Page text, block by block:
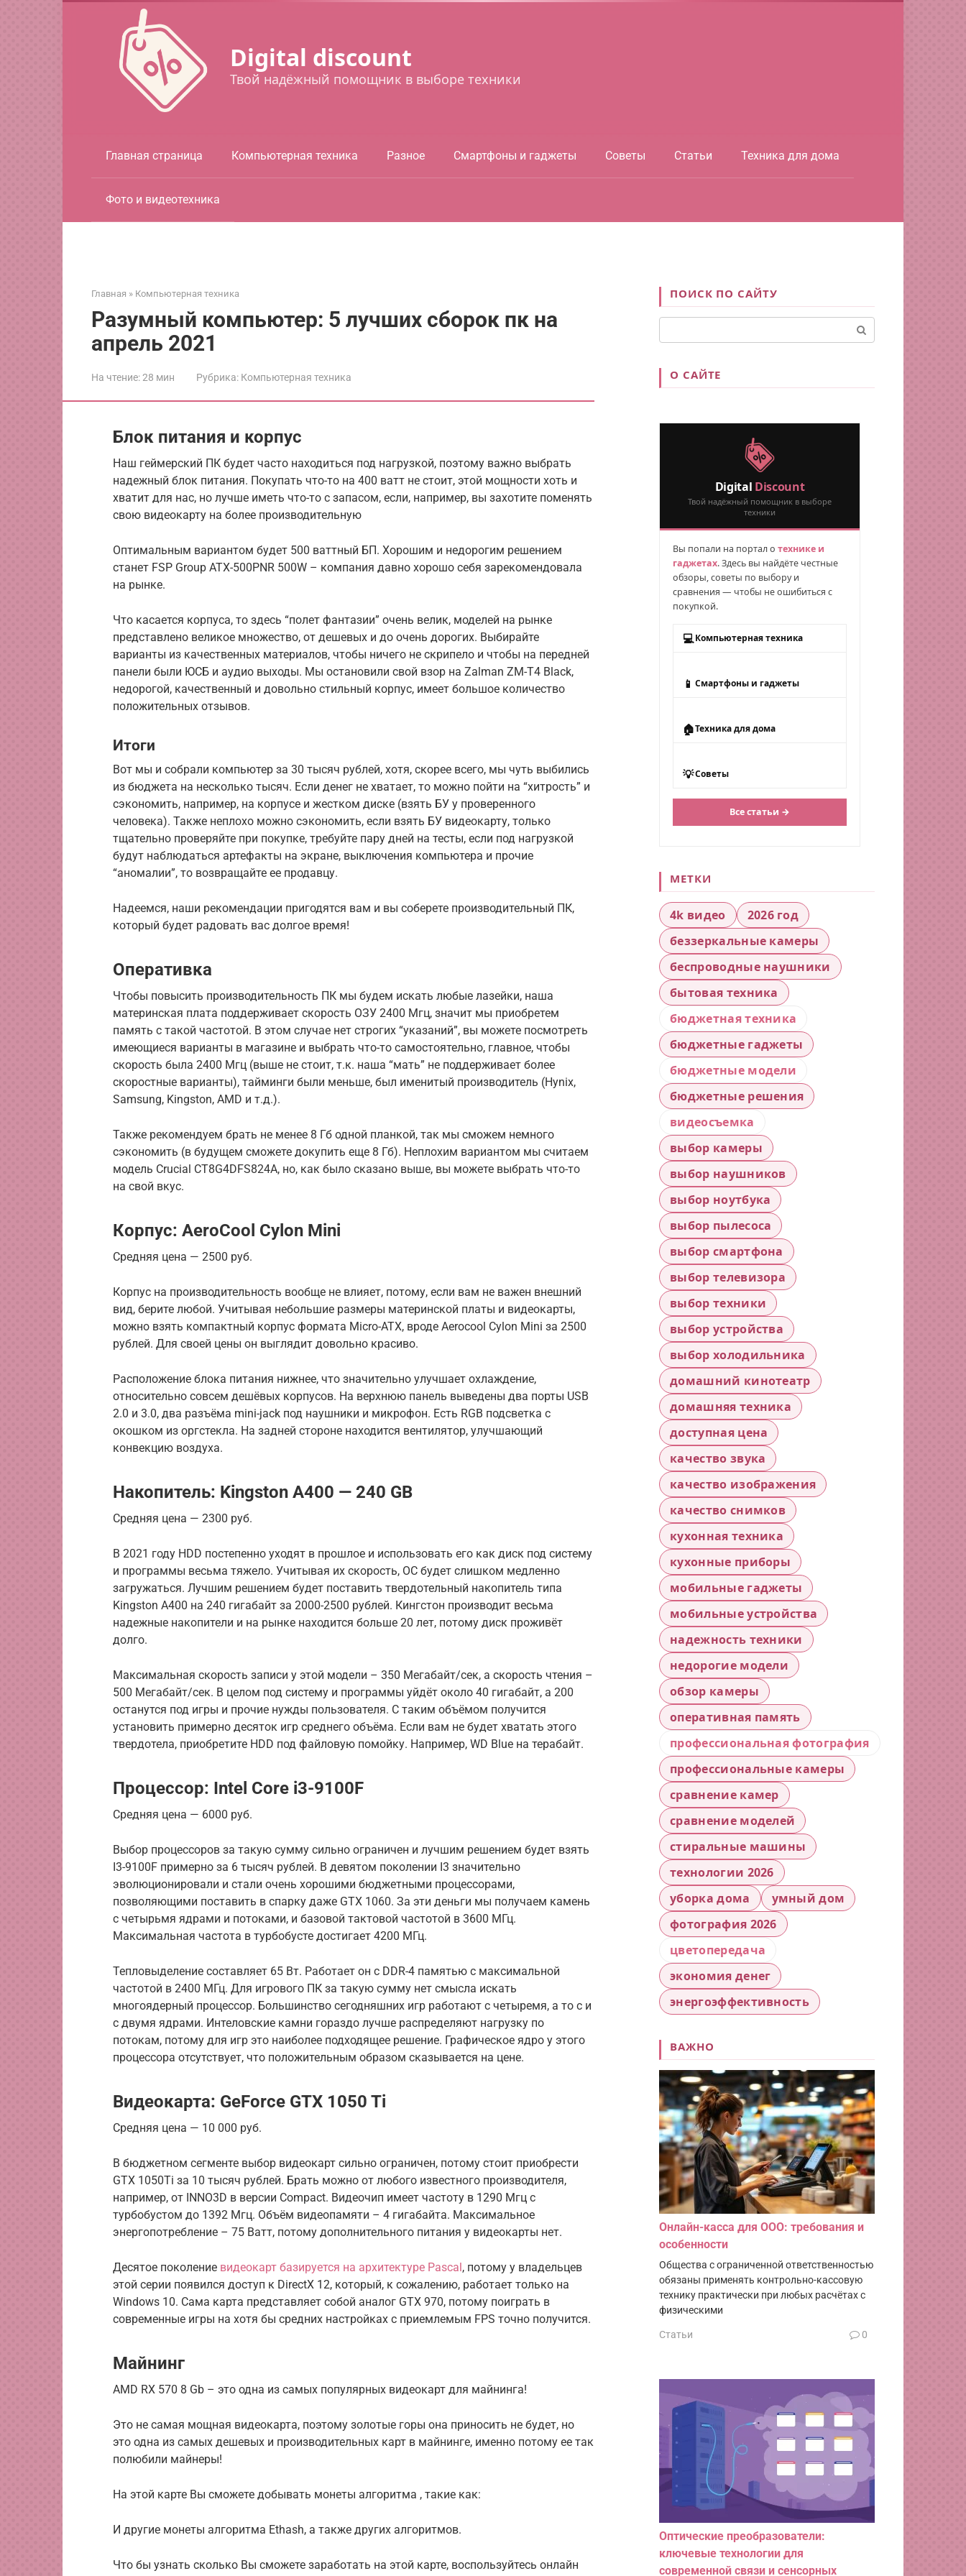
Digital discount
Твой надёжный помощник в выборе техники
Главная страница Компьютерная техника Разное Смартфоны и гаджеты Советы Статьи Техника для дома
Фото и видеотехника
Главная » Компьютерная техника
Разумный компьютер: 5 лучших сборок пк на
апрель 2021
На чтение:28 мин Рубрика: Компьютерная техника
Блок питания и корпус
Наш геймерский ПК будет часто находиться под нагрузкой, поэтому важно выбрать
надежный блок питания. Покупать что-то на 400 ватт не стоит, этой мощности хоть и
хватит для нас, но лучше иметь что-то с запасом, если, например, вы захотите поменять
свою видеокарту на более производительную
Оптимальным вариантом будет 500 ваттный БП. Хорошим и недорогим решением
станет FSP Group ATX-500PNR 500W – компания давно хорошо себя зарекомендовала
на рынке.
Что касается корпуса, то здесь “полет фантазии” очень велик, моделей на рынке
представлено великое множество, от дешевых и до очень дорогих. Выбирайте
варианты из качественных материалов, чтобы ничего не скрипело и чтобы на передней
панели были ЮСБ и аудио выходы. Мы остановили свой взор на Zalman ZM-T4 Black,
недорогой, качественный и довольно стильный корпус, имеет большое количество
положительных отзывов.
Итоги
Вот мы и собрали компьютер за 30 тысяч рублей, хотя, скорее всего, мы чуть выбились
из бюджета на несколько тысяч. Если денег не хватает, то можно пойти на “хитрость” и
сэкономить, например, на корпусе и жестком диске (взять БУ у проверенного
человека). Также неплохо можно сэкономить, если взять БУ видеокарту, только
тщательно проверяйте при покупке, требуйте пару дней на тесты, если под нагрузкой
будут наблюдаться артефакты на экране, выключения компьютера и прочие
“аномалии”, то возвращайте ее продавцу.
Надеемся, наши рекомендации пригодятся вам и вы соберете производительный ПК,
который будет радовать вас долгое время!
Оперативка
Чтобы повысить производительность ПК мы будем искать любые лазейки, наша
материнская плата поддерживает скорость ОЗУ 2400 Мгц, значит мы приобретем
память с такой частотой. В этом случае нет строгих “указаний”, вы можете посмотреть
имеющиеся варианты в магазине и выбрать что-то самостоятельно, главное, чтобы
скорость была 2400 Мгц (выше не стоит, т.к. наша “мать” не поддерживает более
скоростные варианты), тайминги были меньше, был именитый производитель (Hynix,
Samsung, Kingston, AMD и т.д.).
Также рекомендуем брать не менее 8 Гб одной планкой, так мы сможем немного
сэкономить (в будущем сможете докупить еще 8 Гб). Неплохим вариантом мы считаем
модель Crucial CT8G4DFS824A, но, как было сказано выше, вы можете выбрать что-то
на свой вкус.
Корпус: AeroCool Cylon Mini
Средняя цена — 2500 руб.
Корпус на производительность вообще не влияет, потому, если вам не важен внешний
вид, берите любой. Учитывая небольшие размеры материнской платы и видеокарты,
можно взять компактный корпус формата Micro-ATX, вроде Aerocool Cylon Mini за 2500
рублей. Для своей цены он выглядит довольно красиво.
Расположение блока питания нижнее, что значительно улучшает охлаждение,
относительно совсем дешёвых корпусов. На верхнюю панель выведены два порты USB
2.0 и 3.0, два разъёма mini-jack под наушники и микрофон. Есть RGB подсветка с
окошком из оргстекла. На задней стороне находится вентилятор, улучшающий
конвекцию воздуха.
Накопитель: Kingston A400 — 240 GB
Средняя цена — 2300 руб.
В 2021 году HDD постепенно уходят в прошлое и использовать его как диск под систему
и программы весьма тяжело. Учитывая их скорость, ОС будет слишком медленно
загружаться. Лучшим решением будет поставить твердотельный накопитель типа
Kingston A400 на 240 гигабайт за 2000-2500 рублей. Кингстон производит весьма
надежные накопители и на рынке находится больше 20 лет, потому диск проживёт
долго.
Максимальная скорость записи у этой модели – 350 Мегабайт/сек, а скорость чтения –
500 Мегабайт/сек. В целом под систему и программы уйдёт около 40 гигабайт, а 200
останутся под игры и прочие нужды пользователя. С таким объёмом получится
установить примерно десяток игр среднего объёма. Если вам не будет хватать этого
твердотела, приобретите HDD под файловую помойку. Например, WD Blue на терабайт.
Процессор: Intel Core i3-9100F
Средняя цена — 6000 руб.
Выбор процессоров за такую сумму сильно ограничен и лучшим решением будет взять
I3-9100F примерно за 6 тысяч рублей. В девятом поколении I3 значительно
эволюционировали и стали очень хорошими бюджетными процессорами,
позволяющими поставить в спарку даже GTX 1060. За эти деньги мы получаем камень
с четырьмя ядрами и потоками, и базовой тактовой частотой в 3600 МГц.
Максимальная частота в турбобусте достигает 4200 МГц.
Тепловыделение составляет 65 Вт. Работает он с DDR-4 памятью с максимальной
частотой в 2400 МГц. Для игрового ПК за такую сумму нет смысла искать
многоядерный процессор. Большинство сегодняшних игр работают с четыремя, а то с и
с двумя ядрами. Интеловские камни гораздо лучше распределяют нагрузку по
потокам, потому для игр это наиболее подходящее решение. Графическое ядро у этого
процессора отсутствует, что положительным образом сказывается на цене.
Видеокарта: GeForce GTX 1050 Ti
Средняя цена — 10 000 руб.
В бюджетном сегменте выбор видеокарт сильно ограничен, потому стоит приобрести
GTX 1050Ti за 10 тысяч рублей. Брать можно от любого известного производителя,
например, от INNO3D в версии Compact. Видеочип имеет частоту в 1290 Мгц с
турбобустом до 1392 Мгц. Объём видеопамяти – 4 гигабайта. Максимальное
энергопотребление – 75 Ватт, потому дополнительного питания у видеокарты нет.
Десятое поколение видеокарт базируется на архитектуре Pascal, потому у владельцев
этой серии появился доступ к DirectX 12, который, к сожалению, работает только на
Windows 10. Сама карта представляет собой аналог GTX 970, потому поиграть в
современные игры на хотя бы средних настройках с приемлемым FPS точно получится.
Майнинг
AMD RX 570 8 Gb – это одна из самых популярных видеокарт для майнинга!
Это не самая мощная видеокарта, поэтому золотые горы она приносить не будет, но
это одна из самых дешевых и производительных карт в майнинге, именно потому ее так
полюбили майнеры!
На этой карте Вы сможете добывать монеты алгоритма , такие как:
И другие монеты алгоритма Ethash, а также других алгоритмов.
Что бы узнать сколько Вы сможете заработать на этой карте, воспользуйтесь онлайн
ПОИСК ПО САЙТУ
О САЙТЕ
Digital Discount
Твой надёжный помощник в выборе
техники
Вы попали на портал о технике и
гаджетах. Здесь вы найдёте честные
обзоры, советы по выбору и
сравнения — чтобы не ошибиться с
покупкой.
💻 Компьютерная техника
📱 Смартфоны и гаджеты
🏠Техника для дома
💡Советы
Все статьи →
МЕТКИ
4k видео
2026 год
беззеркальные камеры
беспроводные наушники
бытовая техника
бюджетная техника
бюджетные гаджеты
бюджетные модели
бюджетные решения
видеосъемка
выбор камеры
выбор наушников
выбор ноутбука
выбор пылесоса
выбор смартфона
выбор телевизора
выбор техники
выбор устройства
выбор холодильника
домашний кинотеатр
домашняя техника
доступная цена
качество звука
качество изображения
качество снимков
кухонная техника
кухонные приборы
мобильные гаджеты
мобильные устройства
надежность техники
недорогие модели
обзор камеры
оперативная память
профессиональная фотография
профессиональные камеры
сравнение камер
сравнение моделей
стиральные машины
технологии 2026
уборка дома
умный дом
фотография 2026
цветопередача
экономия денег
энергоэффективность
ВАЖНО
Онлайн-касса для ООО: требования и
особенности
Общества с ограниченной ответственностью
обязаны применять контрольно-кассовую
технику практически при любых расчётах с
физическими
Статьи 0
Оптические преобразователи:
ключевые технологии для
современной связи и сенсорных